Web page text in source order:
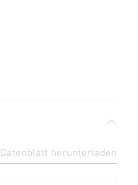
Datenblatt herunterladen